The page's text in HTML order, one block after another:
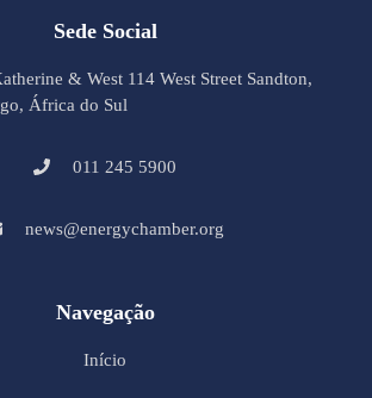
Sede Social
& West 114 West Street Sandton,
África do Sul
011 245 5900
news@energychamber.org
Navegação
Início